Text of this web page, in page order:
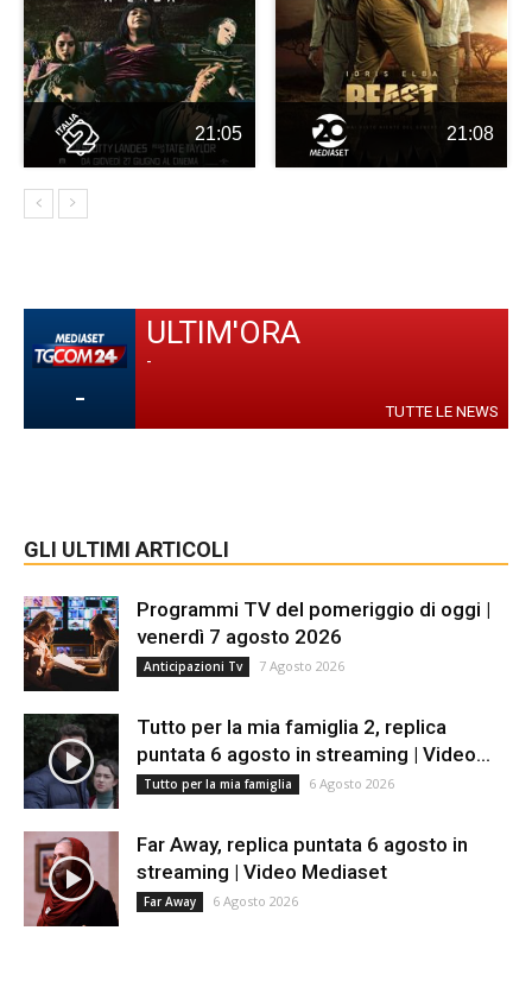
21:05 21:08
-
ULTIM'ORA
-
TUTTE LE NEWS
GLI ULTIMI ARTICOLI
Programmi TV del pomeriggio di oggi |
venerdì 7 agosto 2026
Anticipazioni Tv 7 Agosto 2026
Tutto per la mia famiglia 2, replica
puntata 6 agosto in streaming | Video...
Tutto per la mia famiglia 6 Agosto 2026
Far Away, replica puntata 6 agosto in
streaming | Video Mediaset
Far Away 6 Agosto 2026